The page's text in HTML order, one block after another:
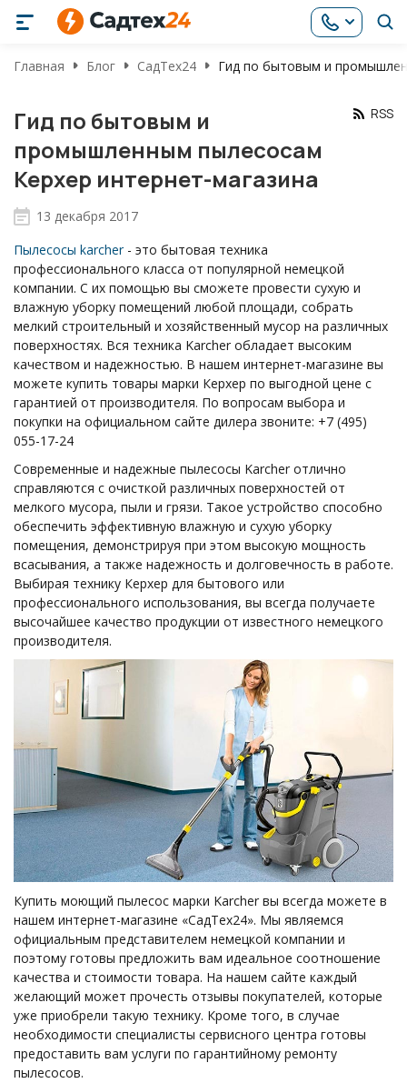
Главная Блог СадТех24 Гид по бытовым и
Гид по бытовым и
промышленным пылесосам
Керхер интернет-магазина
RSS
13 декабря 2017
Пылесосы karcher- это бытовая техника
профессионального класса от популярной немецкой
компании. С их помощью вы сможете провести сухую и
влажную уборку помещений любой площади, собрать
мелкий строительный и хозяйственный мусор на различных
поверхностях. Вся техника Karcher обладает высоким
качеством и надежностью. В нашем интернет-магазине вы
можете купить товары марки Керхер по выгодной цене с
гарантией от производителя. По вопросам выбора и
покупки на официальном сайте дилера звоните: +7 (495)
055-17-24
Современные и надежные пылесосы Karcher отлично
справляются с очисткой различных поверхностей от
мелкого мусора, пыли и грязи. Такое устройство способно
обеспечить эффективную влажную и сухую уборку
помещения, демонстрируя при этом высокую мощность
всасывания, а также надежность и долговечность в работе.
Выбирая технику Керхер для бытового или
профессионального использования, вы всегда получаете
высочайшее качество продукции от известного немецкого
производителя.
Купить моющий пылесос марки Karcher вы всегда можете в
нашем интернет-магазине «СадТех24». Мы являемся
официальным представителем немецкой компании и
поэтому готовы предложить вам идеальное соотношение
качества и стоимости товара. На нашем сайте каждый
желающий может прочесть отзывы покупателей, которые
уже приобрели такую технику. Кроме того, в случае
необходимости специалисты сервисного центра готовы
предоставить вам услуги по гарантийному ремонту
пылесосов.